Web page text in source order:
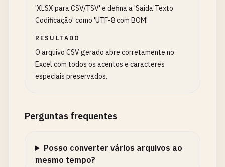
'XLSX para CSV/TSV' e defina a 'Saída Texto
Codificação' como 'UTF-8 com BOM'.
RESULTADO
O arquivo CSV gerado abre corretamente no
Excel com todos os acentos e caracteres
especiais preservados.
Perguntas frequentes
Posso converter vários arquivos ao
mesmo tempo?